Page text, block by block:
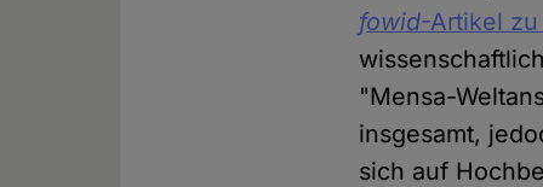
fowid-Artikel
"Mensa-
insgesamt,
sich auf